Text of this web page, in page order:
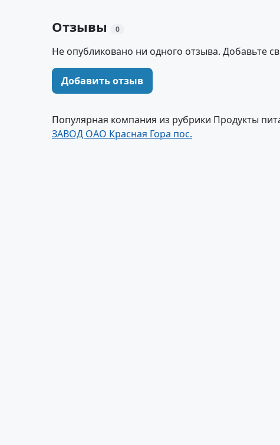
Отзывы 0
Не опубликовано ни одного отзыва. Добавьте
Добавить отзыв
Популярная компания из рубрики Продукты
ЗАВОД ОАО Красная Гора пос.